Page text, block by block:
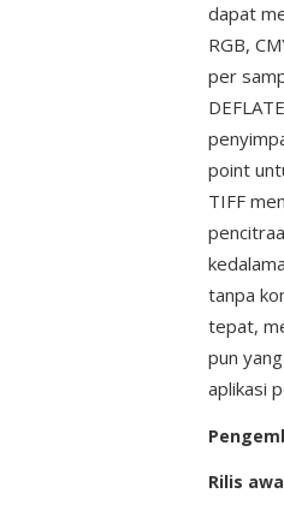
dapat
RGB,
per
point
TIFF
tanpa
tepat,
pun
aplikasi
Rilis